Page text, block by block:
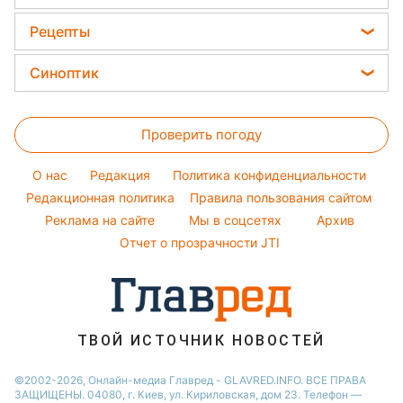
Новости Житомира
Новости Черкассы
Елена Зеленская
Ани Лорак
Алла Пугачева
Максим Галкин
Настя Каменских
Окрашивание волос
Красивый маникюр
Оптические иллюзии
Народные приметы
Уборка
Авто
Стирка
Цены на продукты
Денежная помощь
Тарифы
Курс валют
Рецепты
Закуски
Салаты
Простые блюда
Легкие десерты
Напитки
Праздничное меню
Синоптик
Магнитные бури
Погода на сегодня
Погода на завтра
Пылевая буря
Проверить погоду
O нас Редакция
Политика конфиденциальности
Редакционная политика
Правила пользования сайтом
Реклама на сайте
Мы в соцсетях
Архив
Отчет о прозрачности JTI
ТВОЙ ИСТОЧНИК НОВОСТЕЙ
©2002-2026, Онлайн-медиа Главред - GLAVRED.INFO. ВСЕ ПРАВА
ЗАЩИЩЕНЫ. 04080, г. Киев, ул. Кириловская, дом 23. Телефон —